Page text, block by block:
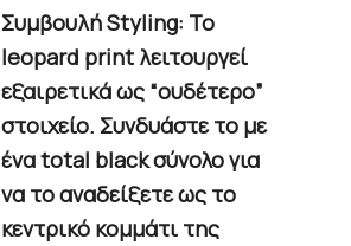
Συμβουλή Styling: Το
leopard print λειτουργεί
εξαιρετικά ως “ουδέτερο”
στοιχείο. Συνδυάστε το με
ένα total black σύνολο για
να το αναδείξετε ως το
κεντρικό κομμάτι της